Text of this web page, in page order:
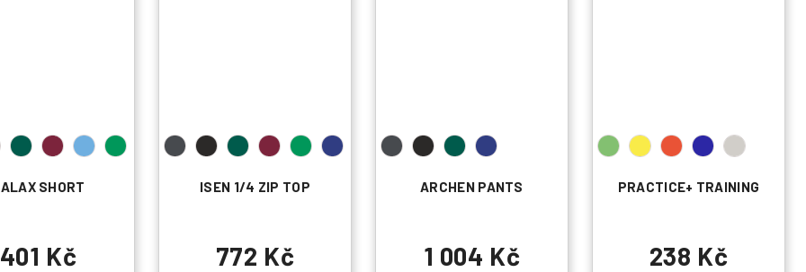
SHORT
401 Kč
ISEN 1/4 ZIP TOP
772 Kč
ARCHEN PANTS
1 004 Kč
PRACTICE+ TRAINING
238 Kč